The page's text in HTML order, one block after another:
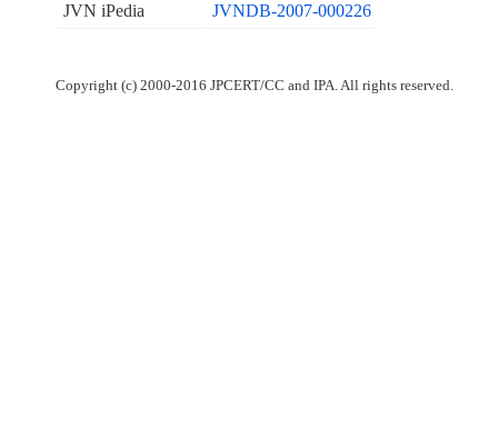
JVN iPedia
JVNDB-2007-000226
Copyright (c) 2000-2016 JPCERT/CC and IPA. All rights reserved.